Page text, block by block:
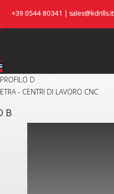
+39 0544 80341 | sales@kdrills.it
PROFILO D
- CENTRI DI LAVORO CNC
B